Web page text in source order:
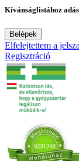
Kívánságlistához
Belépek
Elfelejtettem a
Regisztráció